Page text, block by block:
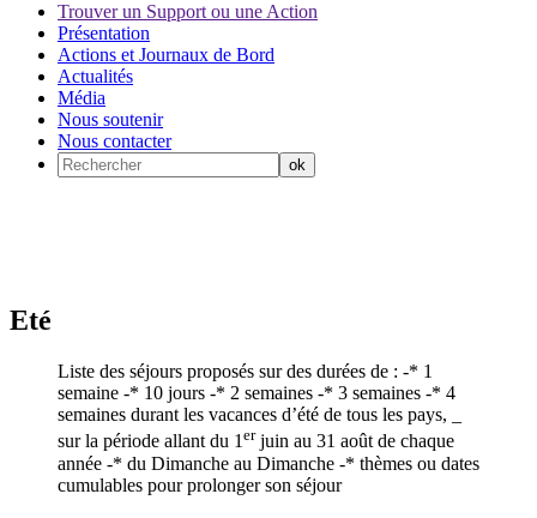
Trouver un Support ou une Action
Présentation
Actions et Journaux de Bord
Actualités
Média
Nous soutenir
Nous contacter
Eté
Liste des séjours proposés sur des durées de : -* 1
semaine -* 10 jours -* 2 semaines -* 3 semaines -* 4
semaines durant les vacances d’été de tous les pays, _
sur la période allant du 1erjuin au 31 août de chaque
année -* du Dimanche au Dimanche -* thèmes ou dates
cumulables pour prolonger son séjour